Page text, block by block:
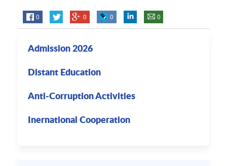
0 0 0 0
Admission 2026
Distant Education
Anti-Corruption Activities
Inernational Cooperation